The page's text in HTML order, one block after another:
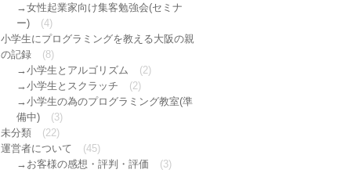
女性起業家向け集客勉強会(セミナ
ー)
(4)
小学生にプログラミングを教える大阪の親
の記録
(8)
小学生とアルゴリズム
(2)
小学生とスクラッチ
(2)
小学生の為のプログラミング教室(準
備中)
(3)
未分類
(22)
運営者について
(45)
お客様の感想・評判・評価
(3)